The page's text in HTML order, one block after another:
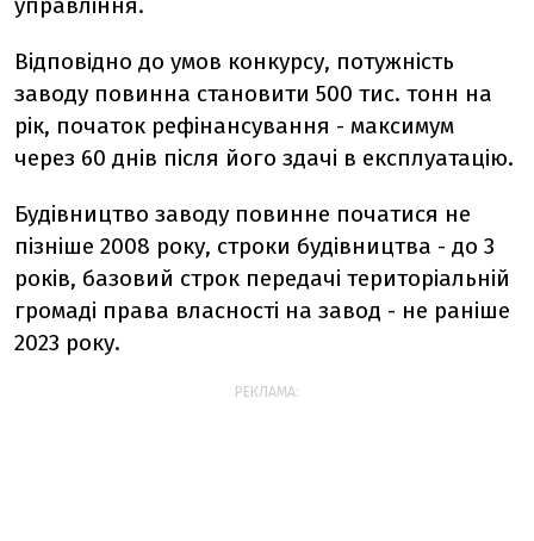
Відповідно до умов конкурсу, потужність
заводу повинна становити 500 тис. тонн на
рік, початок рефінансування - максимум
через 60 днів після його здачі в експлуатацію.
Будівництво заводу повинне початися не
пізніше 2008 року, строки будівництва - до 3
років, базовий строк передачі територіальній
громаді права власності на завод - не раніше
2023 року.
РЕКЛАМА: